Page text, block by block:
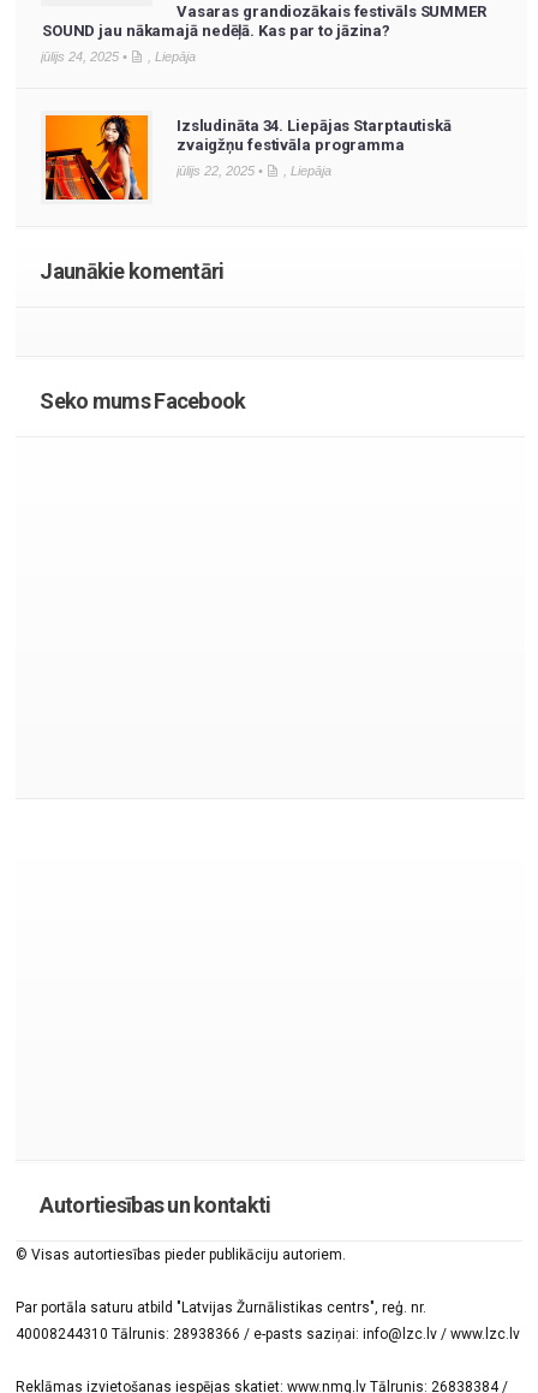
Vasaras grandiozākais festivāls SUMMER
SOUND jau nākamajā nedēļā. Kas par to jāzina?
jūlijs 24, 2025 • Liepāja
Izsludināta 34. Liepājas Starptautiskā
zvaigžņu festivāla programma
jūlijs 22, 2025 • Liepāja
Jaunākie komentāri
Seko mums Facebook
Autortiesības un kontakti
© Visas autortiesības pieder publikāciju autoriem.
Par portāla saturu atbild "Latvijas Žurnālistikas centrs", reģ. nr.
40008244310 Tālrunis: 28938366 / e-pasts saziņai: info@lzc.lv / www.lzc.lv
Reklāmas izvietošanas iespējas skatiet: www.nmg.lv Tālrunis: 26838384 /